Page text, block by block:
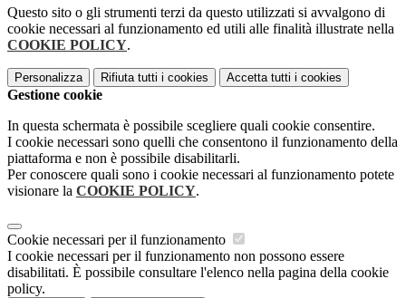
Questo sito o gli strumenti terzi da questo utilizzati si avvalgono di
cookie necessari al funzionamento ed utili alle finalità illustrate nella
COOKIE POLICY.
Personalizza Rifiuta tutti i cookies Accetta tutti i cookies
Gestione cookie
In questa schermata è possibile scegliere quali cookie consentire.
I cookie necessari sono quelli che consentono il funzionamento della
piattaforma e non è possibile disabilitarli.
Per conoscere quali sono i cookie necessari al funzionamento potete
visionare la COOKIE POLICY.
Cookie necessari per il funzionamento
I cookie necessari per il funzionamento non possono essere
disabilitati. È possibile consultare l'elenco nella pagina della cookie
policy.